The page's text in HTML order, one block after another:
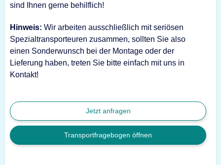
sind Ihnen gerne behilflich!
Hinweis: Wir arbeiten ausschließlich mit seriösen
Spezialtransporteuren zusammen, sollten Sie also
einen Sonderwunsch bei der Montage oder der
Lieferung haben, treten Sie bitte einfach mit uns in
Kontakt!
Jetzt anfragen
Transportfragebogen öffnen